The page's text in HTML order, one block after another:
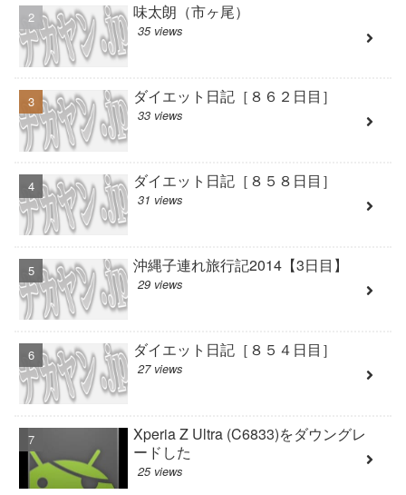
味太朗（市ヶ尾）
35 views
ダイエット日記［８６２日目］
33 views
ダイエット日記［８５８日目］
31 views
沖縄子連れ旅行記2014【3日目】
29 views
ダイエット日記［８５４日目］
27 views
Xperia Z Ultra (C6833)をダウングレ
ードした
25 views